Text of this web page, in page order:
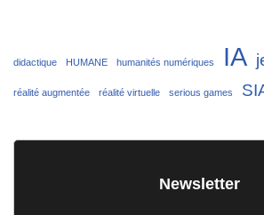
didactique HUMANE humanités numériques IA
réalité augmentée réalité virtuelle serious games
Newsletter